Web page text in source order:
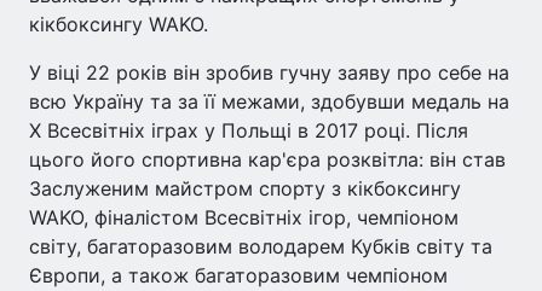
кікбоксингу WAKO.
У віці 22 років він зробив гучну заяву про себе на
всю Україну та за її межами, здобувши медаль на
Х Всесвітніх іграх у Польщі в 2017 році. Після
цього його спортивна кар'єра розквітла: він став
Заслуженим майстром спорту з кікбоксингу
WAKO, фіналістом Всесвітніх ігор, чемпіоном
світу, багаторазовим володарем Кубків світу та
Європи, а також багаторазовим чемпіоном